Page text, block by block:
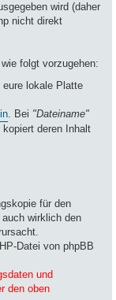
wird (daher
nicht direkt
folgt vorzugehen:
eure lokale Platte
. Bei "Dateiname"
deren Inhalt
für den
wirklich den
Datei von phpBB
und
den oben